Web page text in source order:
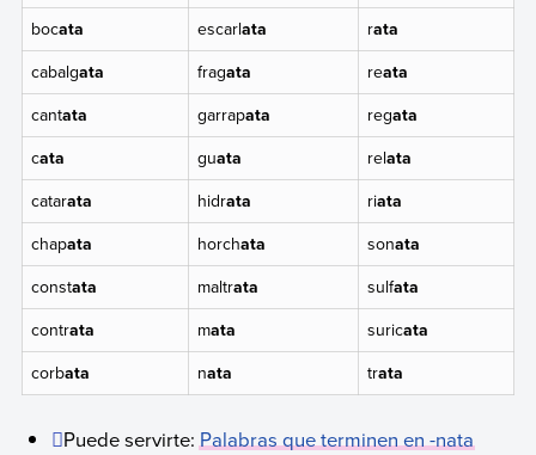
bocata escarlata rata
cabalgata fragata reata
cantata garrapata regata
cata guata relata
catarata hidrata riata
chapata horchata sonata
constata maltrata sulfata
contrata mata suricata
corbata nata trata
Puede servirte:Palabras que terminen en -nata